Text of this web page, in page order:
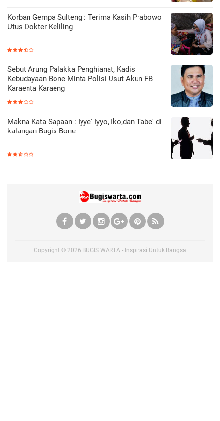
Korban Gempa Sulteng : Terima Kasih Prabowo
Utus Dokter Keliling
Sebut Arung Palakka Penghianat, Kadis
Kebudayaan Bone Minta Polisi Usut Akun FB
Karaenta Karaeng
Makna Kata Sapaan : Iyye' Iyyo, Iko,dan Tabe' di
kalangan Bugis Bone
Copyright © 2026 BUGIS WARTA - Inspirasi Untuk Bangsa